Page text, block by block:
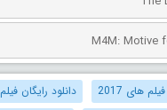
های 2017 دانلود رایگان فیلم